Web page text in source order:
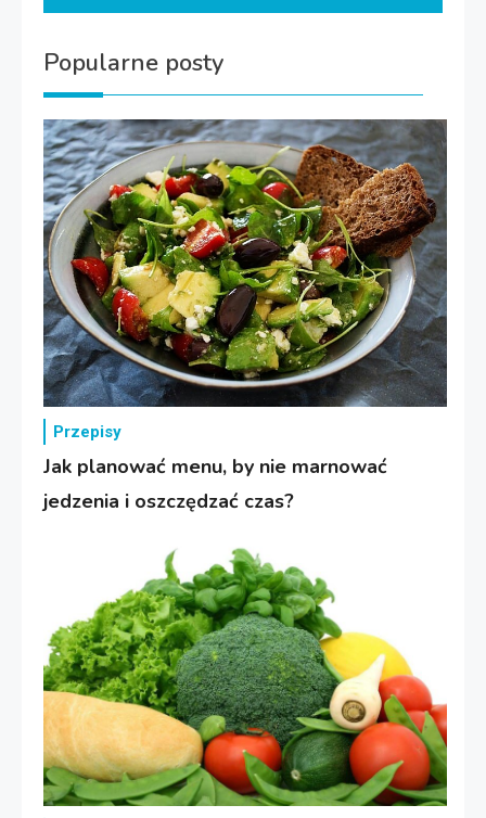
Popularne posty
Przepisy
Jak planować menu, by nie marnować
jedzenia i oszczędzać czas?